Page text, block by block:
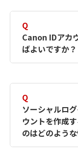
Q
Canon IDアカ
ばよいですか？
す。詳しい
何ですか？
ださい。
Q
ソーシャルロ
ウントを作成
のはどのよう